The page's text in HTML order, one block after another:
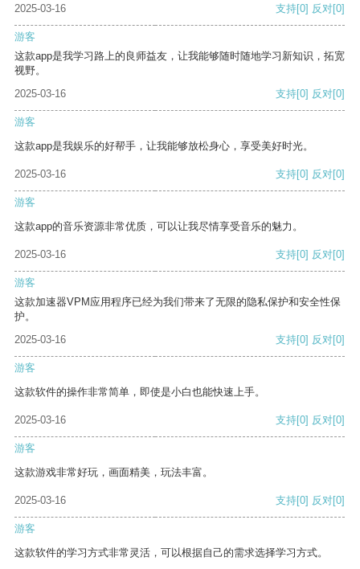
2025-03-16 支持[0] 反对[0]
游客
这款app是我学习路上的良师益友，让我能够随时随地学习新知识，拓宽
视野。
2025-03-16
支持[0] 反对[0]
游客
这款app是我娱乐的好帮手，让我能够放松身心，享受美好时光。
2025-03-16 支持[0] 反对[0]
游客
这款app的音乐资源非常优质，可以让我尽情享受音乐的魅力。
2025-03-16 支持[0] 反对[0]
游客
这款加速器VPM应用程序已经为我们带来了无限的隐私保护和安全性保
护。
2025-03-16
支持[0] 反对[0]
游客
这款软件的操作非常简单，即使是小白也能快速上手。
2025-03-16 支持[0] 反对[0]
游客
这款游戏非常好玩，画面精美，玩法丰富。
2025-03-16 支持[0] 反对[0]
游客
这款软件的学习方式非常灵活，可以根据自己的需求选择学习方式。